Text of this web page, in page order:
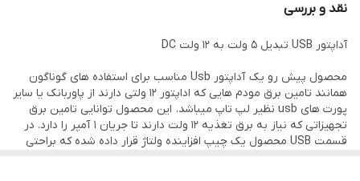
نقد و بررسی
آداپتور USB تبدیل 5 ولت به 12 ولت DC
محصول پیش رو یک آداپتور Usb مناسب برای استفاده های گوناگون
همانند تامین برق مودم هایی که اداپتور ۱۲ ولتی دارند از پاوربانک یا سایر
پورت های usb نظیر لپ تاپ میباشد. این محصول توانایی تامین برق
تجهیزاتی که نیاز به برق تغذیه 12 ولت دارند تا جریان 1 آمپر را دارد. در
قسمت USB محصول یک چیپ افزاینده ولتاژ قرار داده شده که براحتی